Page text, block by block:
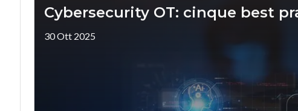
Cybersecurity OT: cinque best
30 Ott 2025